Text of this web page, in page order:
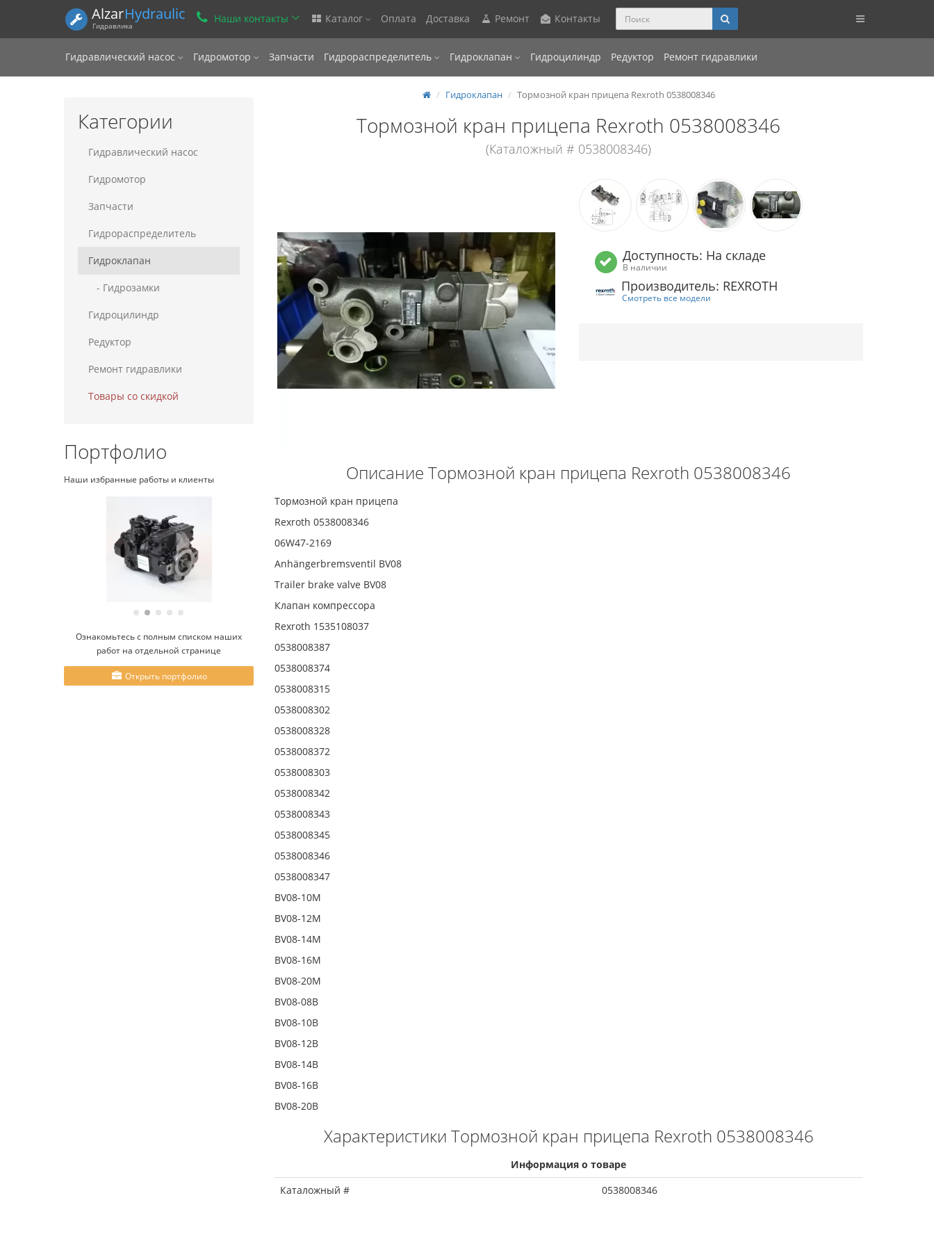
AlzarHydraulic
Гидравлика
Наши контакты Каталог Оплата Доставка Ремонт Контакты
Гидравлический насос Гидромотор Запчасти Гидрораспределитель Гидроклапан Гидроцилиндр Редуктор Ремонт гидравлики
Категории
Гидравлический насос
Гидромотор
Запчасти
Гидрораспределитель
Гидроклапан
- Гидрозамки
Гидроцилиндр
Редуктор
Ремонт гидравлики
Товары со скидкой
Портфолио
Наши избранные работы и клиенты
Ознакомьтесь с полным списком наших
работ на отдельной странице
Открыть портфолио
Гидроклапан Тормозной кран прицепа Rexroth 0538008346
Тормозной кран прицепа Rexroth 0538008346
(Каталожный # 0538008346)
Доступность: На складе
В наличии
Производитель: REXROTH
Смотреть все модели
Описание Тормозной кран прицепа Rexroth 0538008346
Тормозной кран прицепа
Rexroth 0538008346
06W47-2169
Anhängerbremsventil BV08
Trailer brake valve BV08
Клапан компрессора
Rexroth 1535108037
0538008387
0538008374
0538008315
0538008302
0538008328
0538008372
0538008303
0538008342
0538008343
0538008345
0538008346
0538008347
BV08-10M
BV08-12M
BV08-14M
BV08-16M
BV08-20M
BV08-08B
BV08-10B
BV08-12B
BV08-14B
BV08-16B
BV08-20B
Характеристики Тормозной кран прицепа Rexroth 0538008346
Информация о товаре
Каталожный #
0538008346